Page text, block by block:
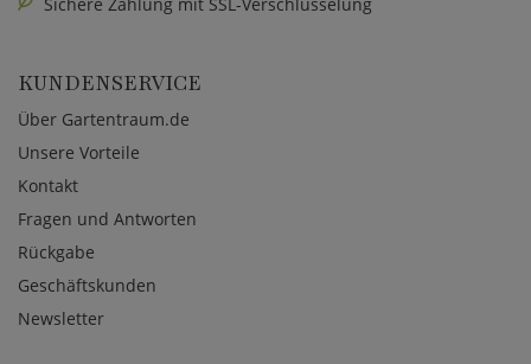
KUNDENSERVICE
Über Gartentraum.de
Unsere Vorteile
Kontakt
Fragen und Antworten
Rückgabe
Geschäftskunden
Newsletter